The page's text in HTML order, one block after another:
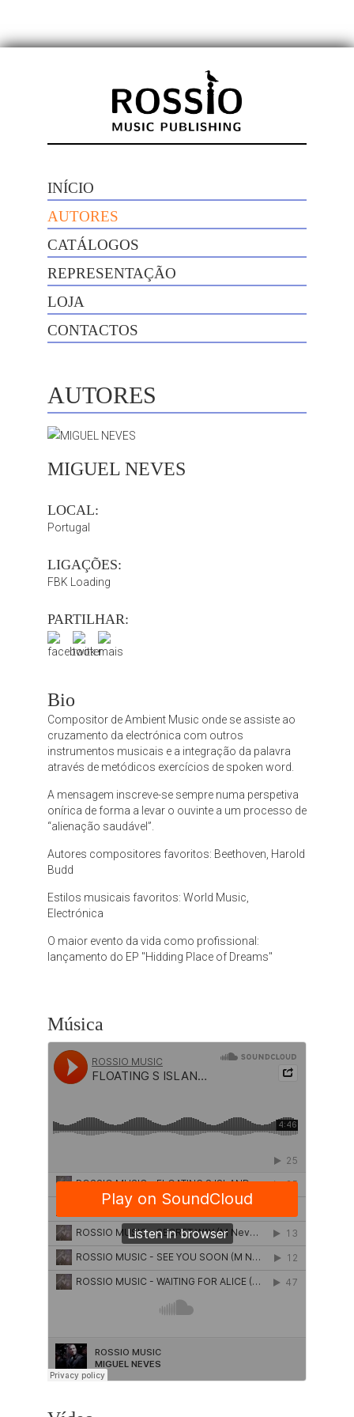
INÍCIO
AUTORES
CATÁLOGOS
REPRESENTAÇÃO
LOJA
CONTACTOS
AUTORES
MIGUEL NEVES
LOCAL:
Portugal
LIGAÇÕES:
FBK Loading
PARTILHAR:
Bio
Compositor de Ambient Music onde se assiste ao
cruzamento da electrónica com outros
instrumentos musicais e a integração da palavra
através de metódicos exercícios de spoken word.
A mensagem inscreve-se sempre numa perspetiva
onírica de forma a levar o ouvinte a um processo de
“alienação saudável”.
Autores compositores favoritos: Beethoven, Harold
Budd
Estilos musicais favoritos: World Music,
Electrónica
O maior evento da vida como profissional:
lançamento do EP "Hidding Place of Dreams"
Música